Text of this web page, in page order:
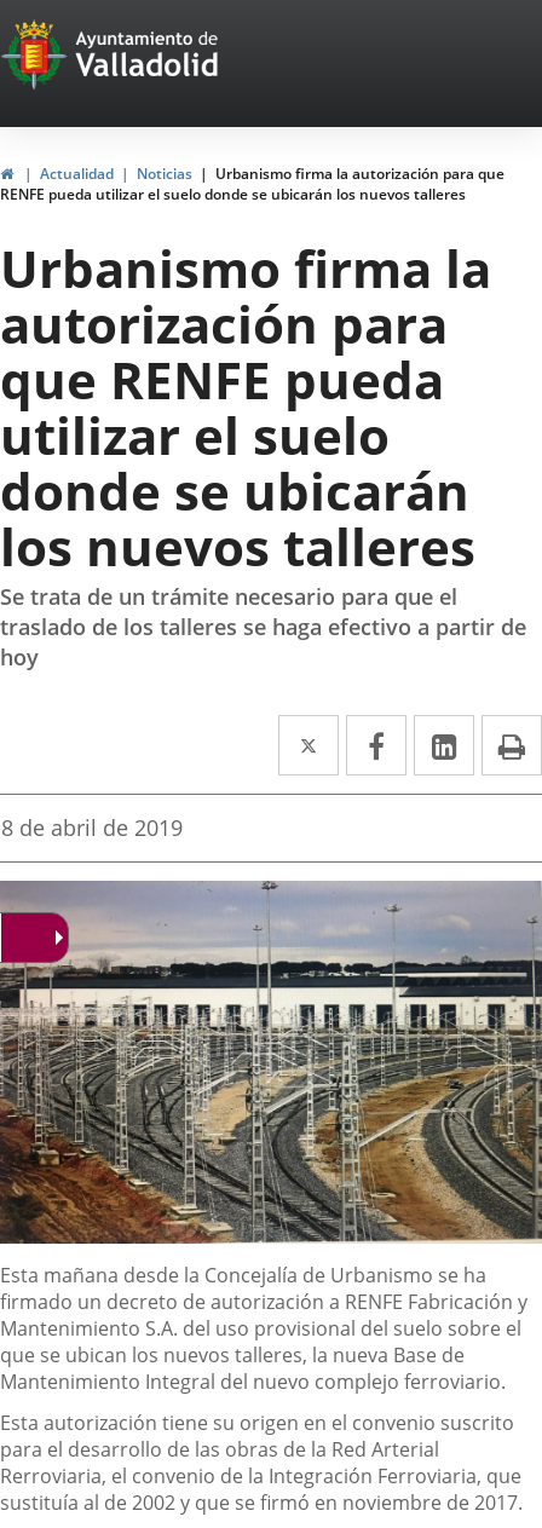
Portal
Web
del
Ayuntamiento
de
Valladolid
InicioActualidad Noticias
Urbanismo firma la autorización para que
RENFE pueda utilizar el suelo donde se ubicarán los nuevos talleres
Urbanismo firma la
autorización para
que RENFE pueda
utilizar el suelo
donde se ubicarán
los nuevos talleres
Se trata de un trámite necesario para que el
traslado de los talleres se haga efectivo a partir de
hoy
Twitter
Enlace
a
aplicación
externa.
Facebook
Enlace
a
aplicación
externa.
Enlace
a
Fecha
la
8 de abril de 2019
Descripción
Esta mañana desde la Concejalía de Urbanismo se ha
firmado un decreto de autorización a RENFE Fabricación y
Mantenimiento S.A. del uso provisional del suelo sobre el
que se ubican los nuevos talleres, la nueva Base de
Mantenimiento Integral del nuevo complejo ferroviario.
Esta autorización tiene su origen en el convenio suscrito
para el desarrollo de las obras de la Red Arterial
Rerroviaria, el convenio de la Integración Ferroviaria, que
sustituía al de 2002 y que se firmó en noviembre de 2017.